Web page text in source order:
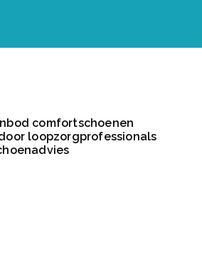
comfortschoenen
loopzorgprofessionals